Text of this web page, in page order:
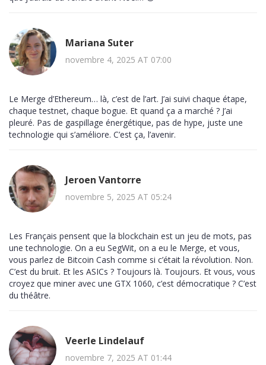
Mariana Suter
novembre 4, 2025 AT 07:00
Le Merge d’Ethereum… là, c’est de l’art. J’ai suivi chaque étape,
chaque testnet, chaque bogue. Et quand ça a marché ? J’ai
pleuré. Pas de gaspillage énergétique, pas de hype, juste une
technologie qui s’améliore. C’est ça, l’avenir.
Jeroen Vantorre
novembre 5, 2025 AT 05:24
Les Français pensent que la blockchain est un jeu de mots, pas
une technologie. On a eu SegWit, on a eu le Merge, et vous,
vous parlez de Bitcoin Cash comme si c’était la révolution. Non.
C’est du bruit. Et les ASICs ? Toujours là. Toujours. Et vous, vous
croyez que miner avec une GTX 1060, c’est démocratique ? C’est
du théâtre.
Veerle Lindelauf
novembre 7, 2025 AT 01:44